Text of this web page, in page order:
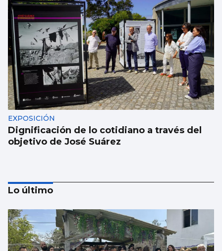
EXPOSICIÓN
Dignificación de lo cotidiano a través del
objetivo de José Suárez
Lo último